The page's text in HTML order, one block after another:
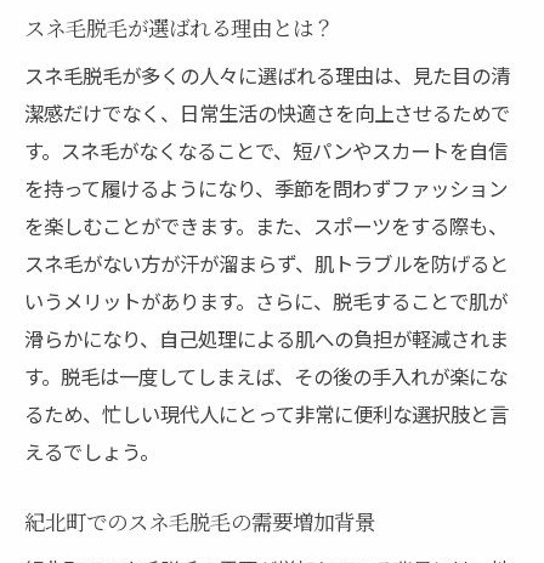
失敗しないサロン選びのコツ
紀北町での信頼できるサロンの特徴
サロン選びで重視したい条件とは
口コミから見るおすすめサロン情報
料金とサービスを比較して選ぶ
初めての方におすすめのサロン紹介
スネ毛脱毛のメリットを徹底解説時間と手間の
節約術
スネ毛脱毛で得られる利便性とは
時間を有効活用するための脱毛術
自己処理 vs プロの施術の違い
スネ毛脱毛が選ばれる理由とは？
スネ毛脱毛が多くの人々に選ばれる理由は、見た目の清
潔感だけでなく、日常生活の快適さを向上させるためで
す。スネ毛がなくなることで、短パンやスカートを自信
を持って履けるようになり、季節を問わずファッション
を楽しむことができます。また、スポーツをする際も、
スネ毛がない方が汗が溜まらず、肌トラブルを防げると
いうメリットがあります。さらに、脱毛することで肌が
滑らかになり、自己処理による肌への負担が軽減されま
す。脱毛は一度してしまえば、その後の手入れが楽にな
るため、忙しい現代人にとって非常に便利な選択肢と言
えるでしょう。
紀北町でのスネ毛脱毛の需要増加背景